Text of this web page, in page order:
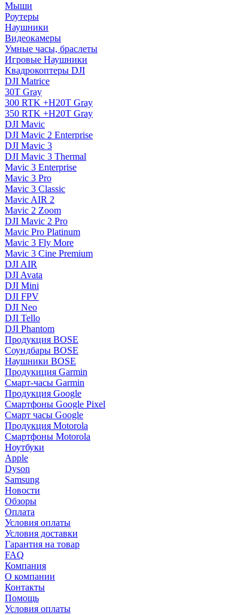
Мыши
Роутеры
Наушники
Видеокамеры
Умные часы, браслеты
Игровые Наушники
Квадрокоптеры DJI
DJI Matrice
30T Gray
300 RTK +H20T Gray
350 RTK +H20T Gray
DJI Mavic
DJI Mavic 2 Enterprise
DJI Mavic 3
DJI Mavic 3 Thermal
Mavic 3 Enterprise
Mavic 3 Pro
Mavic 3 Сlassic
Mavic AIR 2
Mavic 2 Zoom
DJI Mavic 2 Pro
Mavic Pro Platinum
Mavic 3 Fly More
Mavic 3 Cine Premium
DJI AIR
DJI Avata
DJI Mini
DJI FPV
DJI Neo
DJI Tello
DJI Phantom
Продукция BOSE
Соундбары BOSE
Наушники BOSE
Продукиция Garmin
Смарт-часы Garmin
Продукция Google
Смартфоны Google Pixel
Смарт часы Google
Продукция Motorola
Смартфоны Motorola
Ноутбуки
Apple
Dyson
Samsung
Новости
Обзоры
Оплата
Условия оплаты
Условия доставки
Гарантия на товар
FAQ
Компания
О компании
Контакты
Помощь
Условия оплаты